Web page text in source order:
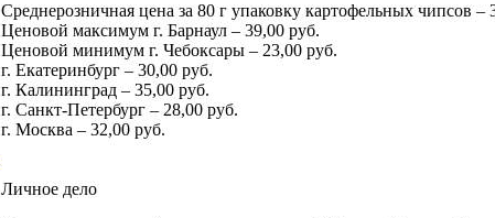
Среднерозничная цена за 80 г упаковку картофельных чипсов –
Ценовой максимум г. Барнаул – 39,00 руб.
Ценовой минимум г. Чебоксары – 23,00 руб.
г. Екатеринбург – 30,00 руб.
г. Калининград – 35,00 руб.
г. Санкт-Петербург – 28,00 руб.
г. Москва – 32,00 руб.
Личное дело